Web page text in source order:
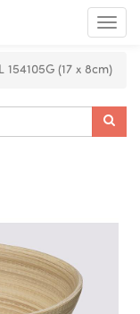
Menú
de
154105G (17 x 8cm)